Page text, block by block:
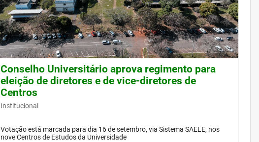
Conselho Universitário aprova regimento para
eleição de diretores e de vice-diretores de
Centros
Institucional
Votação está marcada para dia 16 de setembro, via Sistema SAELE, nos
nove Centros de Estudos da Universidade